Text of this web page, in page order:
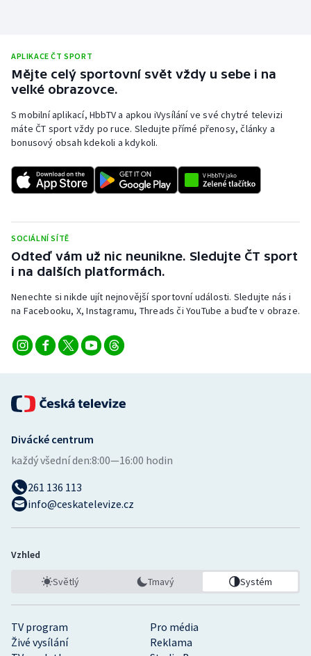
Moderní pětiboj
Motorsport
Olympijské hry
Plavání
Plážový volejbal
Ragby
Short track
Triatlon
Veslování
Volejbal
Ostatní
APLIKACE ČT SPORT
Mějte celý sportovní svět vždy u sebe i na
velké obrazovce.
S mobilní aplikací, HbbTV a apkou iVysílání ve své chytré televizi
máte ČT sport vždy po ruce. Sledujte přímé přenosy, články a
bonusový obsah kdekoli a kdykoli.
SOCIÁLNÍ SÍTĚ
Odteď vám už nic neunikne. Sledujte ČT sport
i na dalších platformách.
Nenechte si nikde ujít nejnovější sportovní události. Sledujte nás i
na Facebooku, X, Instagramu, Threads či YouTube a buďte v obraze.
TV program
Pro média
Živé vysílání
Reklama
Divácké centrum
každý všední den:8:00—16:00 hodin
261 136 113
info@ceskatelevize.cz
Vzhled
Světlý Tmavý Systém